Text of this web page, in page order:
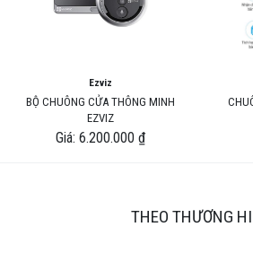
Ezviz
BỘ CHUÔNG CỬA THÔNG MINH
EZVIZ
Giá: 6.200.000 ₫
THEO THƯƠNG